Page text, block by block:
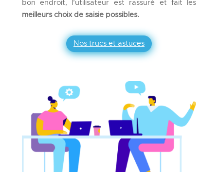
bon endroit, l’utilisateur est rassuré et fait les
meilleurs choix de saisie possibles.
Nos trucs et astuces